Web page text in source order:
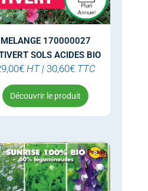
MELANGE 170000027
SOLS ACIDES BIO
€ HT | 30,60€ TTC
Découvrir le produit